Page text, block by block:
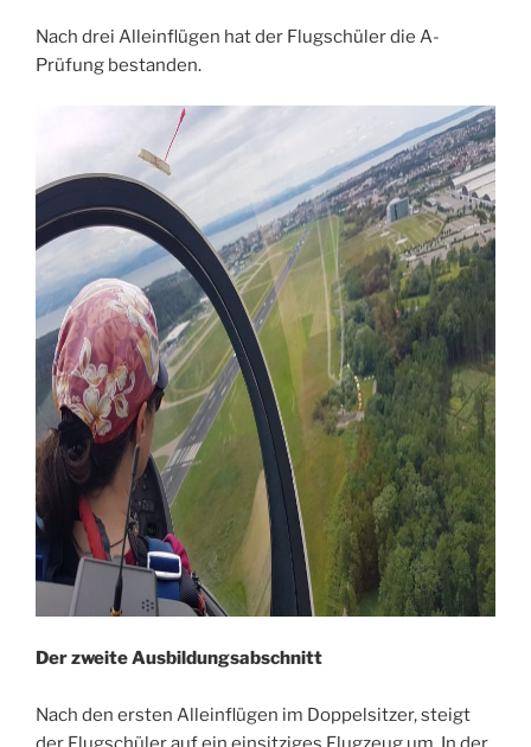
Nach drei Alleinflügen hat der Flugschüler die A-
Prüfung bestanden.
Der zweite Ausbildungsabschnitt
Nach den ersten Alleinflügen im Doppelsitzer, steigt